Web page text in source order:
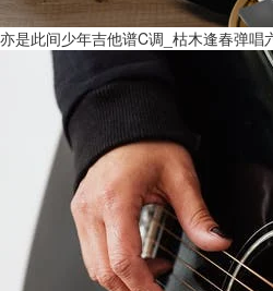
亦是此间少年吉他谱C调_枯木逢春弹唱